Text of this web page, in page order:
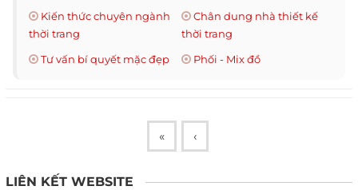
Kiến thức chuyên ngành
thời trang
Chân dung nhà thiết kế
thời trang
Tư vấn bí quyết mặc đẹp
Phối - Mix đồ
« ‹
LIÊN KẾT WEBSITE